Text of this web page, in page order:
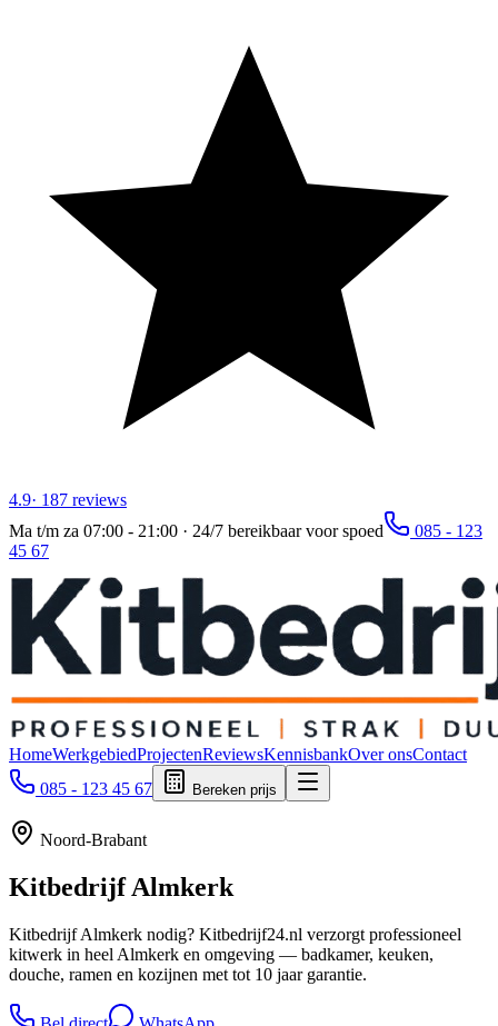
4.9· 187 reviews
Ma t/m za 07:00 - 21:00 · 24/7 bereikbaar voor spoed
085 - 123
45 67
HomeWerkgebiedProjectenReviewsKennisbankOver onsContact
085 - 123 45 67
Bereken prijs
Noord-Brabant
KitbedrijfAlmkerk
Kitbedrijf Almkerk nodig? Kitbedrijf24.nl verzorgt professioneel
kitwerk in heel Almkerk en omgeving — badkamer, keuken,
douche, ramen en kozijnen met tot 10 jaar garantie.